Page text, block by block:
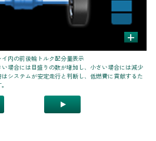
+
内の前後輪トルク配分量表示
場合には目盛りの数が増加し、小さい場合には減少
システムが安定走行と判断し、低燃費に貢献するた